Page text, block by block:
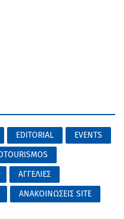
EDITORIAL
EVENTS
ΑΓΓΕΛΙΕΣ
ΑΝΑΚΟΙΝΩΣΕΙΣ SITE